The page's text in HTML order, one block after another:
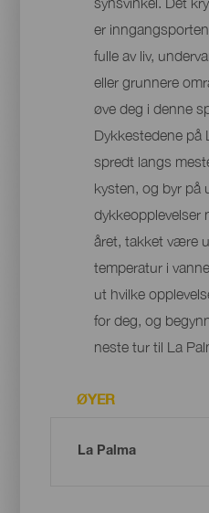
er
fulle av liv,
eller grunnere
øve deg i denne
Dykkestedene på
spredt langs
kysten, og byr på
dykkeopplevelser
året, takket være
temperatur i
ut hvilke
for deg, og
neste tur til La
ØYER